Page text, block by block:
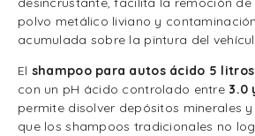
polvo metálico liviano y
acumulada sobre la pintura del
El shampoo para autos ácido 5
con un pH ácido controlado entre 3.0
permite disolver depósitos minerales
que los shampoos tradicionales no